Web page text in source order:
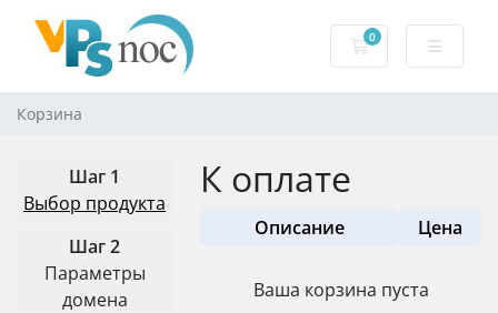
0
Корзина
Корзина
Шаг 1
Выбор продукта
Шаг 2
Параметры
домена
К оплате
Описание Цена
Ваша корзина пуста